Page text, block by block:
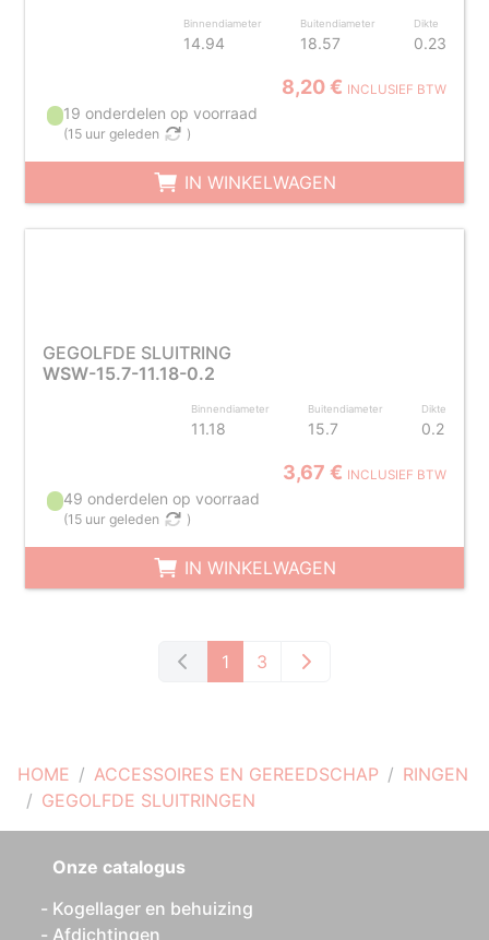
HOME ACCESSOIRES EN GEREEDSCHAP
RINGEN
GEGOLFDE SLUITRINGEN
Binnendiameter
14.94
Buitendiameter
18.57
Dikte
0.23
8,20 € INCLUSIEF BTW
19 onderdelen op voorraad
(15 uur geleden )
IN WINKELWAGEN
GEGOLFDE SLUITRING
WSW-15.7-11.18-0.2
Binnendiameter
11.18
Buitendiameter
15.7
Dikte
0.2
3,67 € INCLUSIEF BTW
49 onderdelen op voorraad
(15 uur geleden )
IN WINKELWAGEN
1 3
Onze catalogus
Kogellager en behuizing
Afdichtingen